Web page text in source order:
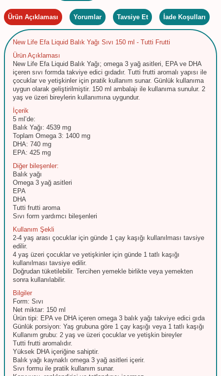
Ürün Açıklaması Yorumlar Tavsiye Et İade Koşulları
New Life Efa Liquid Balık Yağı Sıvı 150 ml - Tutti Frutti
Ürün Açıklaması
New Life Efa Liquid Balık Yağı; omega 3 yağ asitleri, EPA ve DHA
içeren sıvı formda takviye edici gıdadır. Tutti frutti aromalı yapısı ile
çocuklar ve yetişkinler için pratik kullanım sunar. Günlük kullanıma
uygun olarak geliştirilmiştir. 150 ml ambalajı ile kullanıma sunulur. 2
yaş ve üzeri bireylerin kullanımına uygundur.
İçerik
5 ml’de:
Balık Yağı: 4539 mg
Toplam Omega 3: 1400 mg
DHA: 740 mg
EPA: 425 mg
Diğer bileşenler:
Balık yağı
Omega 3 yağ asitleri
EPA
DHA
Tutti frutti aroma
Sıvı form yardımcı bileşenleri
Kullanım Şekli
2-4 yaş arası çocuklar için günde 1 çay kaşığı kullanılması tavsiye
edilir.
4 yaş üzeri çocuklar ve yetişkinler için günde 1 tatlı kaşığı
kullanılması tavsiye edilir.
Doğrudan tüketilebilir. Tercihen yemekle birlikte veya yemekten
sonra kullanılabilir.
Bilgiler
Form: Sıvı
Net miktar: 150 ml
Ürün tipi: EPA ve DHA içeren omega 3 balık yağı takviye edici gıda
Günlük porsiyon: Yaş grubuna göre 1 çay kaşığı veya 1 tatlı kaşığı
Kullanım grubu: 2 yaş ve üzeri çocuklar ve yetişkin bireyler
Tutti frutti aromalıdır.
Yüksek DHA içeriğine sahiptir.
Balık yağı kaynaklı omega 3 yağ asitleri içerir.
Sıvı formu ile pratik kullanım sunar.